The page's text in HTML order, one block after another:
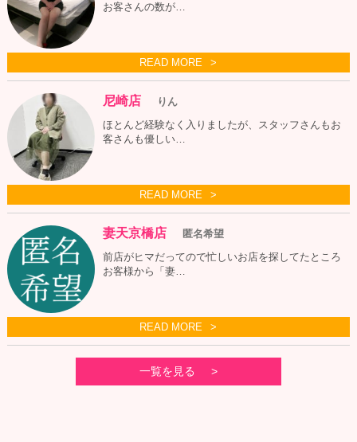
お客さんの数が…
READ MORE
尼崎店
りん
ほとんど経験なく入りましたが、スタッフさんもお
客さんも優しい…
READ MORE
妻天京橋店
匿名希望
前店がヒマだってので忙しいお店を探してたところ
お客様から「妻…
READ MORE
一覧を見る